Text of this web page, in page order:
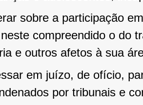
sobre a participação
compreendido o do
e outros afetos à sua
em juízo, de ofício,
por tribunais e